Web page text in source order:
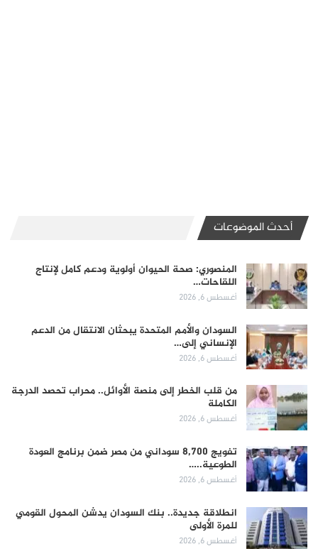
أحدث الموضوعات
المنصوري: صحة الحيوان أولوية ودعم كامل لإنتاج
اللقاحات…
أغسطس 6, 2026
السودان والأمم المتحدة يبحثان الانتقال من الدعم
الإنساني إلى…
أغسطس 6, 2026
من قلب الخطر إلى منصة الأوائل.. محراب تحصد الدرجة
الكاملة
أغسطس 6, 2026
تفويج 8,700 سوداني من مصر ضمن برنامج العودة
الطوعية..…
أغسطس 6, 2026
انطلاقة جديدة.. بنك السودان يدشن المحول القومي
للمرة الأولى
أغسطس 6, 2026